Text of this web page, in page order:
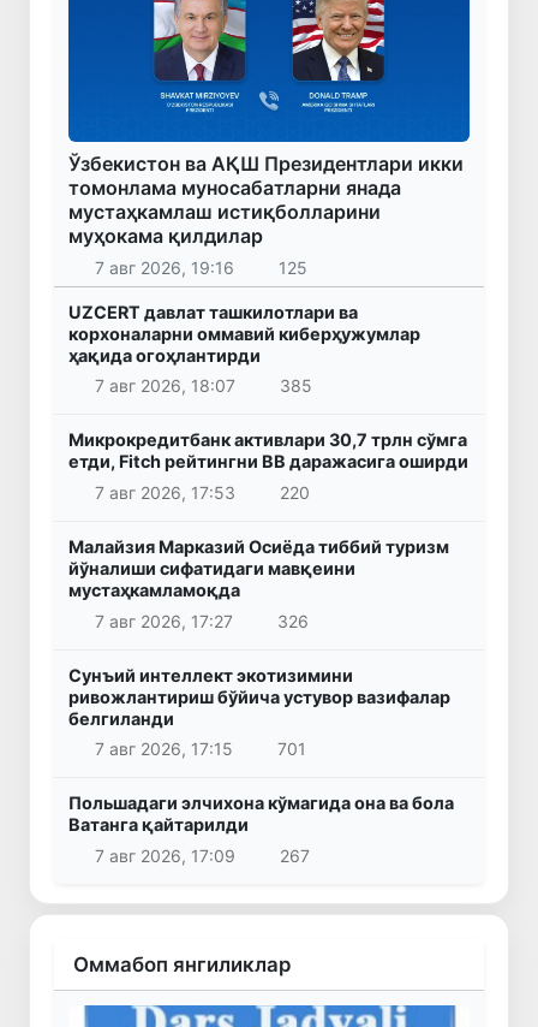
Ўзбекистон ва АҚШ Президентлари икки
томонлама муносабатларни янада
мустаҳкамлаш истиқболларини
муҳокама қилдилар
7 авг 2026, 19:16 125
UZCERT давлат ташкилотлари ва
корхоналарни оммавий киберҳужумлар
ҳақида огоҳлантирди
7 авг 2026, 18:07
385
Микрокредитбанк активлари 30,7 трлн сўмга
етди, Fitch рейтингни BB даражасига оширди
7 авг 2026, 17:53
220
Малайзия Марказий Осиёда тиббий туризм
йўналиши сифатидаги мавқеини
мустаҳкамламоқда
7 авг 2026, 17:27
326
Сунъий интеллект экотизимини
ривожлантириш бўйича устувор вазифалар
белгиланди
7 авг 2026, 17:15
701
Польшадаги элчихона кўмагида она ва бола
Ватанга қайтарилди
7 авг 2026, 17:09
267
Оммабоп янгиликлар